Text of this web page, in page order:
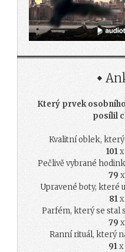
Který prvek
posílil
Kvalitní oblek,
101x
Pečlivě vybrané
79
Upravené boty, které
81
Parfém, který se stal
79
Ranní rituál, který
91x